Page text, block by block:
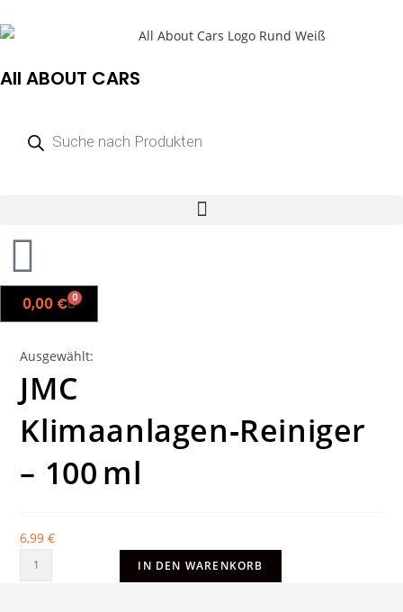
All ABOUT CARS
0,00 € 0
Ausgewählt:
JMC
Klimaanlagen‑Reiniger
– 100 ml
6,99€
IN DEN WARENKORB